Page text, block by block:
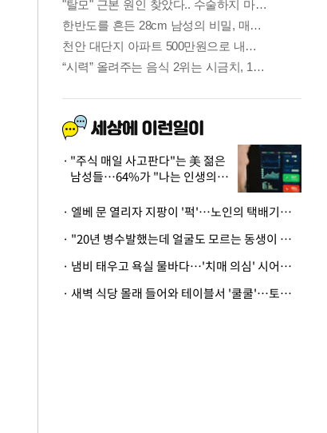
"주식 매일 사고판다"는 美 젊은
남성들…64%가 "나는 인생의
· 엘베 문 열리자 지팡이 '퍽'…노인의 택배기사 폭행 이유
· "20년 병수발했는데 얼굴도 모르는 동생이 유산 절반을"…배다른 형제 상속권 있을까
· 냄비 태우고 욕실 물바다…'치매 의심' 시어머니 검사 권유했다가 '날벼락'
· 새벽 식당 몰래 들어와 테이블서 '쿨쿨'…토사물 남기고 사라진 남성